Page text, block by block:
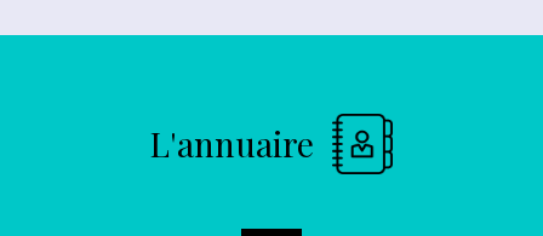
L'annuaire